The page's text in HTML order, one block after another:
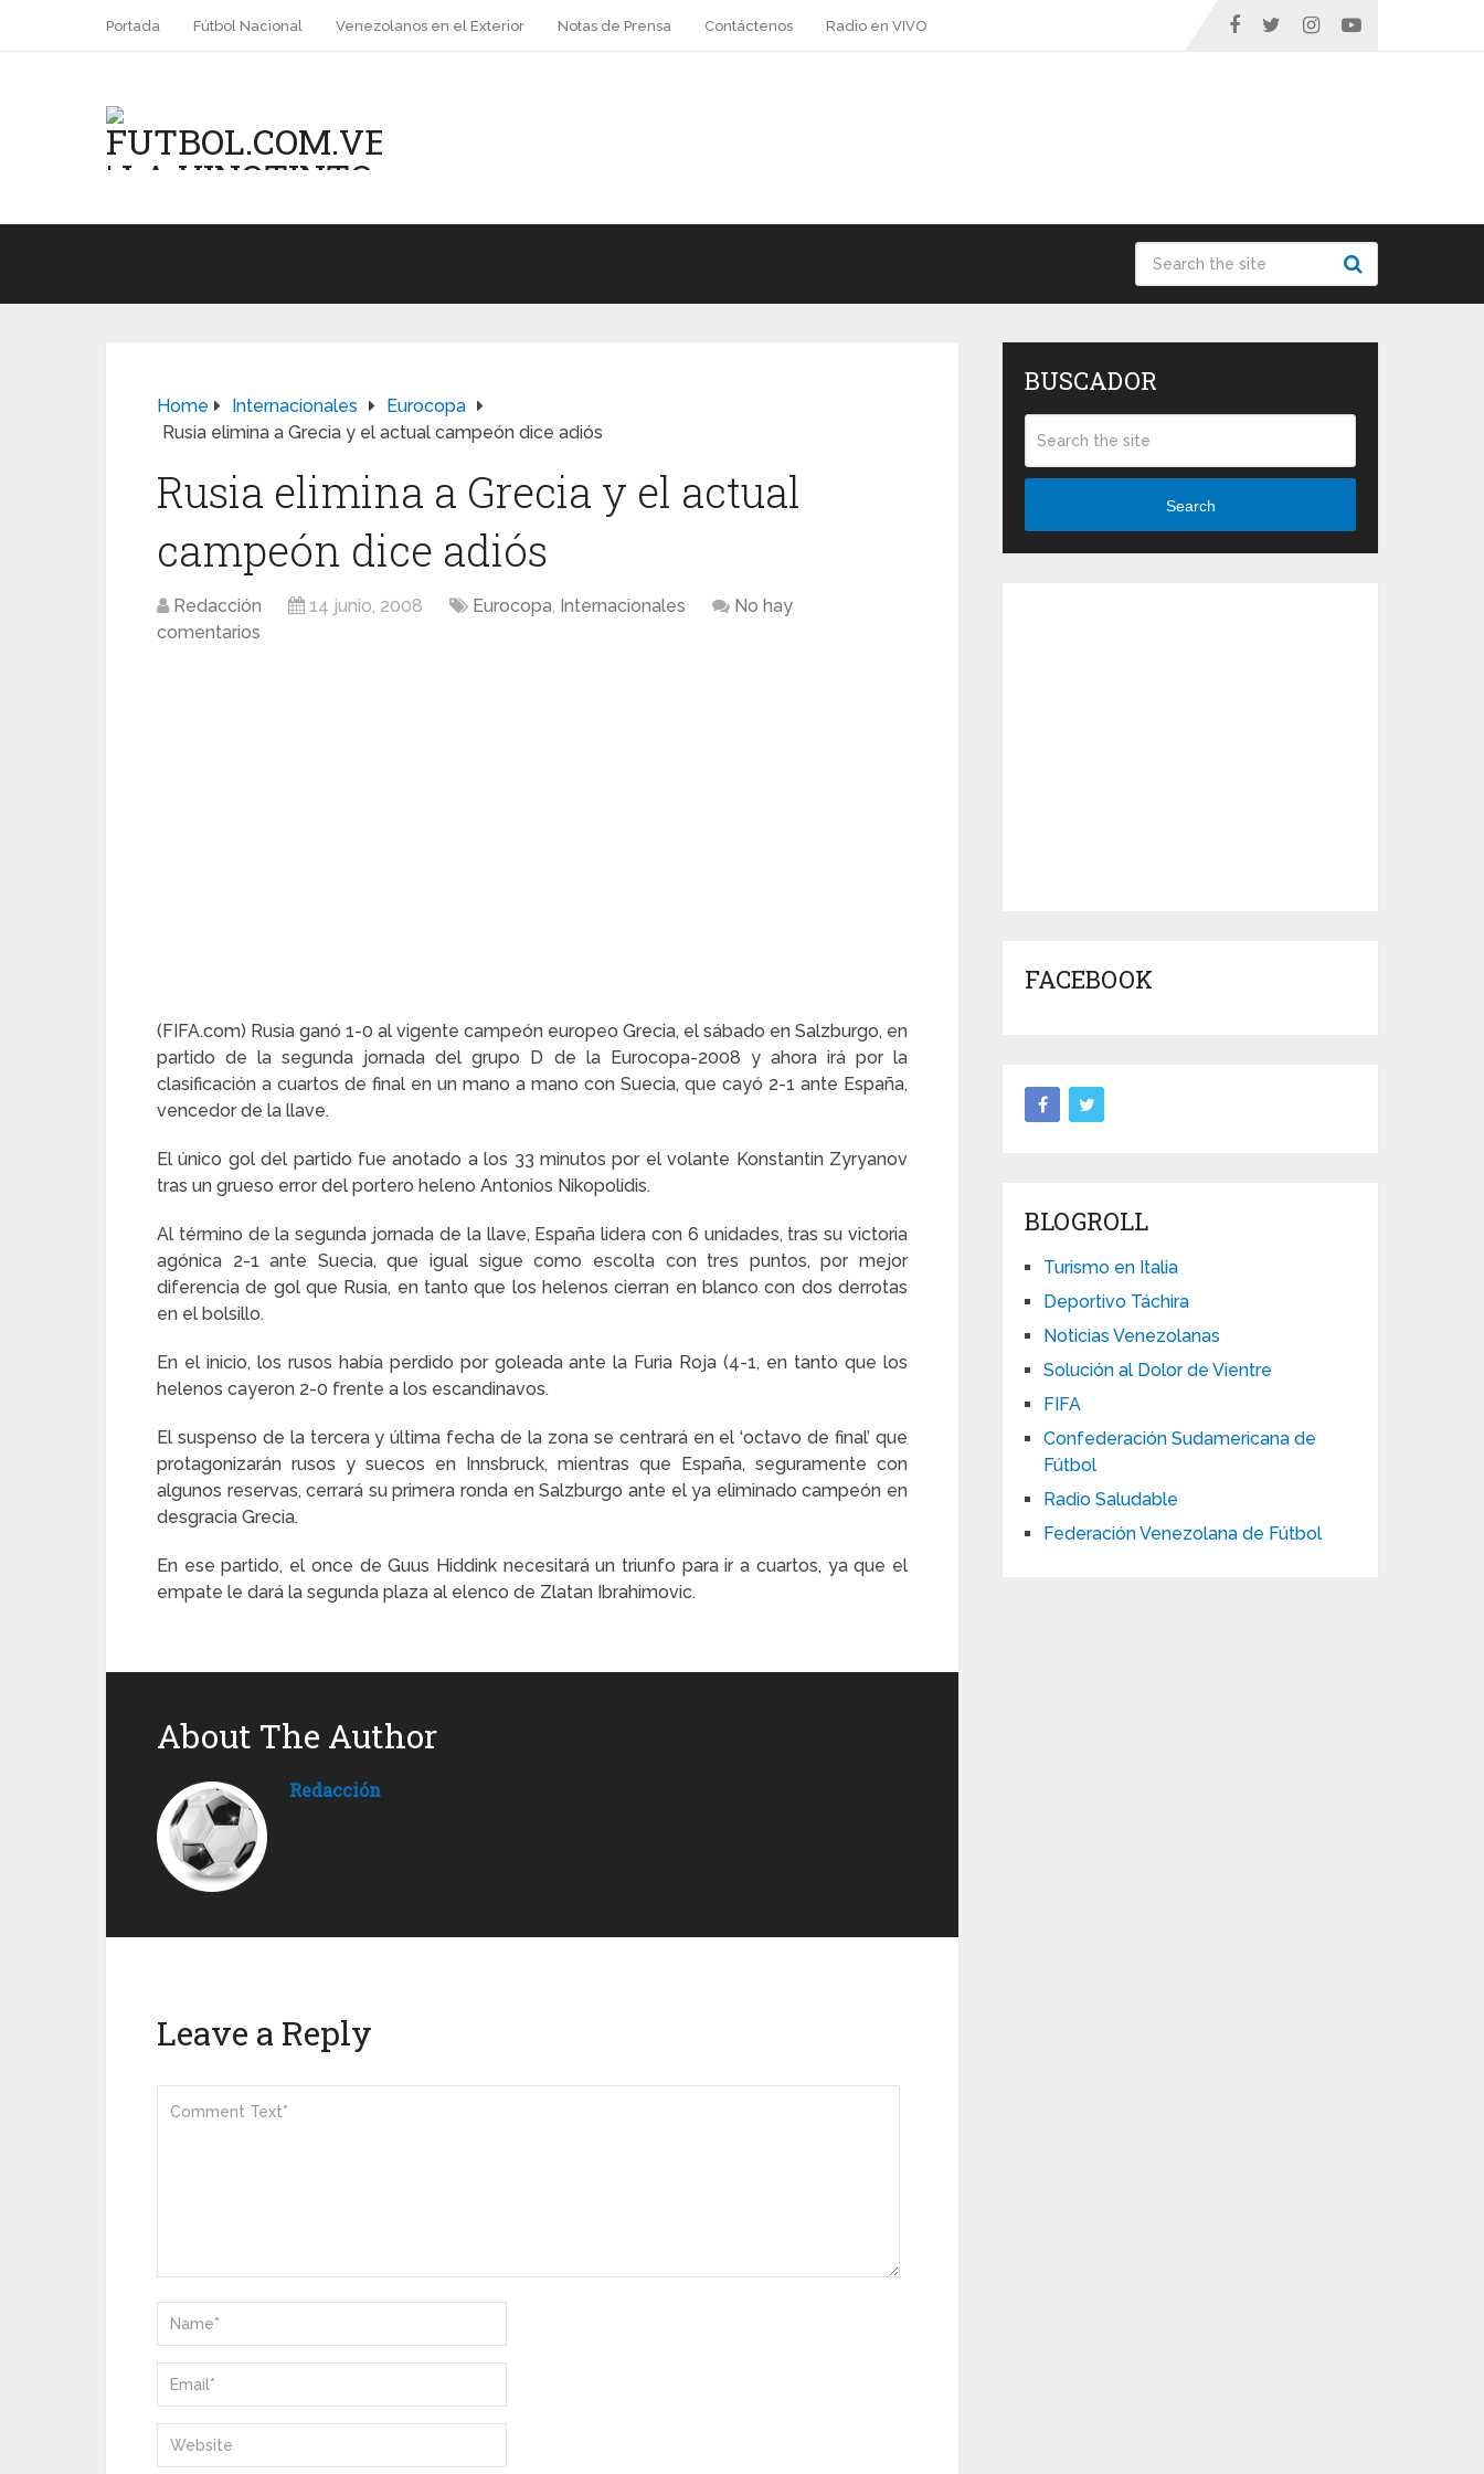
Portada Fútbol Nacional Venezolanos en el Exterior Notas de Prensa Contáctenos Radio en VIVO
Home Internacionales
Eurocopa
Rusia elimina a Grecia y el actual campeón dice adiós
Rusia elimina a Grecia y el actual
campeón dice adiós
Redacción 14 junio, 2008 Eurocopa, Internacionales
No hay
comentarios
(FIFA.com) Rusia ganó 1-0 al vigente campeón europeo Grecia, el sábado en Salzburgo, en
partido de la segunda jornada del grupo D de la Eurocopa-2008 y ahora irá por la
clasificación a cuartos de final en un mano a mano con Suecia, que cayó 2-1 ante España,
vencedor de la llave.
El único gol del partido fue anotado a los 33 minutos por el volante Konstantin Zyryanov
tras un grueso error del portero heleno Antonios Nikopolidis.
Al término de la segunda jornada de la llave, España lidera con 6 unidades, tras su victoria
agónica 2-1 ante Suecia, que igual sigue como escolta con tres puntos, por mejor
diferencia de gol que Rusia, en tanto que los helenos cierran en blanco con dos derrotas
en el bolsillo.
En el inicio, los rusos había perdido por goleada ante la Furia Roja (4-1, en tanto que los
helenos cayeron 2-0 frente a los escandinavos.
El suspenso de la tercera y última fecha de la zona se centrará en el ‘octavo de final’ que
protagonizarán rusos y suecos en Innsbruck, mientras que España, seguramente con
algunos reservas, cerrará su primera ronda en Salzburgo ante el ya eliminado campeón en
desgracia Grecia.
En ese partido, el once de Guus Hiddink necesitará un triunfo para ir a cuartos, ya que el
empate le dará la segunda plaza al elenco de Zlatan Ibrahimovic.
About The Author
Redacción
Leave a Reply
BUSCADOR
Search
FACEBOOK
BLOGROLL
Turismo en Italia
Deportivo Táchira
Noticias Venezolanas
Solución al Dolor de Vientre
FIFA
Confederación Sudamericana de
Fútbol
Radio Saludable
Federación Venezolana de Fútbol